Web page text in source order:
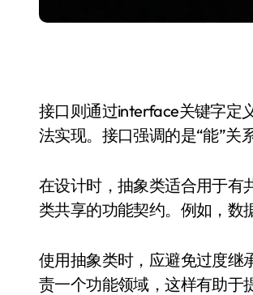
接口则通过interface关键字定
法实现。接口强调的是“能”关
在设计时，抽象类适合用于有
类共享的功能契约。例如，数
使用抽象类时，应避免过度继
责一个功能领域，这样有助于